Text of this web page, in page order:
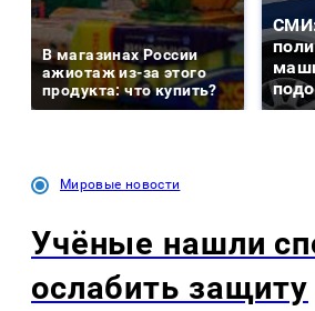
В магазинах России
ажиотаж из-за этого
продукта: что купить?
Мировые новости
Учёные нашли
ослабить защиту